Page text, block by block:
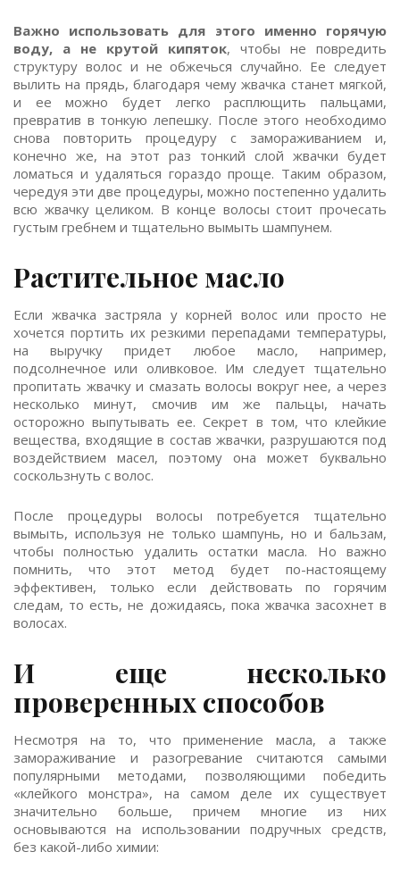
Важно использовать для этого именно горячую
воду, а не крутой кипяток, чтобы не повредить
структуру волос и не обжечься случайно. Ее следует
вылить на прядь, благодаря чему жвачка станет мягкой,
и ее можно будет легко расплющить пальцами,
превратив в тонкую лепешку. После этого необходимо
снова повторить процедуру с замораживанием и,
конечно же, на этот раз тонкий слой жвачки будет
ломаться и удаляться гораздо проще. Таким образом,
чередуя эти две процедуры, можно постепенно удалить
всю жвачку целиком. В конце волосы стоит прочесать
густым гребнем и тщательно вымыть шампунем.
Растительное масло
Если жвачка застряла у корней волос или просто не
хочется портить их резкими перепадами температуры,
на выручку придет любое масло, например,
подсолнечное или оливковое. Им следует тщательно
пропитать жвачку и смазать волосы вокруг нее, а через
несколько минут, смочив им же пальцы, начать
осторожно выпутывать ее. Секрет в том, что клейкие
вещества, входящие в состав жвачки, разрушаются под
воздействием масел, поэтому она может буквально
соскользнуть с волос.
После процедуры волосы потребуется тщательно
вымыть, используя не только шампунь, но и бальзам,
чтобы полностью удалить остатки масла. Но важно
помнить, что этот метод будет по-настоящему
эффективен, только если действовать по горячим
следам, то есть, не дожидаясь, пока жвачка засохнет в
волосах.
И еще несколько
проверенных способов
Несмотря на то, что применение масла, а также
замораживание и разогревание считаются самыми
популярными методами, позволяющими победить
«клейкого монстра», на самом деле их существует
значительно больше, причем многие из них
основываются на использовании подручных средств,
без какой-либо химии: